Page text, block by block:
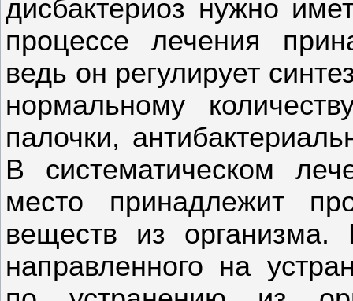
дисбактериоз нужно
процессе лечения
ведь он регулирует
нормальному
палочки,
В систематическом
место принадлежит
веществ из организма.
направленного на